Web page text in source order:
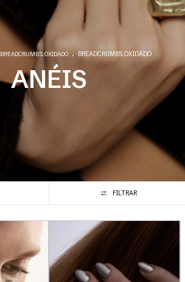
BREADCRUMBS.OXIDADO . BREADCRUMBS.OXIDADO
ANÉIS
FILTRAR